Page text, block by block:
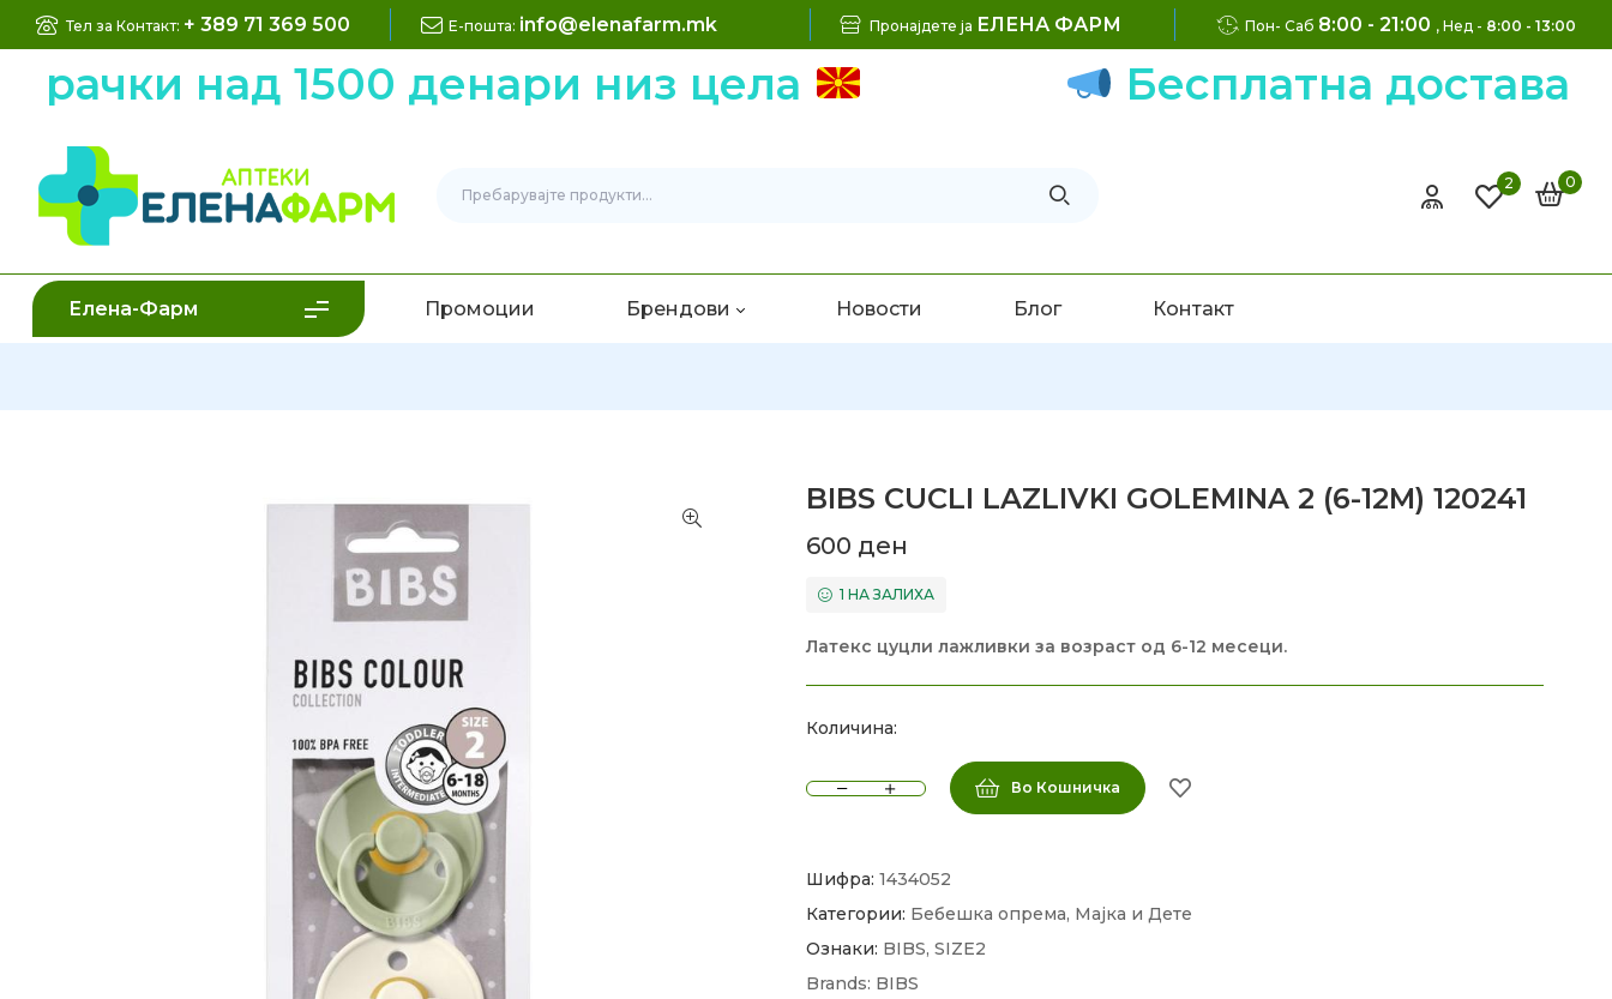
Тел за Контакт: + 389 71 369 500 Е-пошта: info@elenafarm.mk Пронајдете ја ЕЛЕНА ФАРМ Пон- Саб 8:00 - 21:00 , Нед - 8:00 - 13:00
над 1500 денари низ цела Бесплатна достава
2 0
Елена-Фарм Промоции Брендови Новости Блог Контакт
BIBS CUCLI LAZLIVKI GOLEMINA 2 (6-12M) 120241
600 ден
1 НА ЗАЛИХА
Латекс цуцли лажливки за возраст од 6-12 месеци.
Количина:
Во Кошничка
Шифра: 1434052
Категории: Бебешка опрема, Мајка и Дете
Ознаки: BIBS, SIZE2
Brands: BIBS